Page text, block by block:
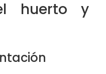
huerto y